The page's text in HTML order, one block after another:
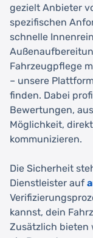
gezielt Anbieter
spezifischen
schnelle
Fahrzeugpflege
– unsere
finden. Dabei
Bewertungen,
Möglichkeit,
kommunizieren.
Die Sicherheit
Dienstleister auf
kannst, dein
Zusätzlich bieten